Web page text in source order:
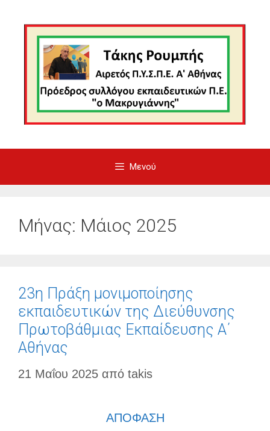
περιεχόμενο
Μενού
Μήνας: Μάιος 2025
23η Πράξη μονιμοποίησης
εκπαιδευτικών της Διεύθυνσης
Πρωτοβάθμιας Εκπαίδευσης Α΄
Αθήνας
21 Μαΐου 2025 από takis
ΑΠΟΦΑΣΗ